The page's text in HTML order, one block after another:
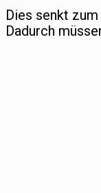
Dies senkt
Dadurch